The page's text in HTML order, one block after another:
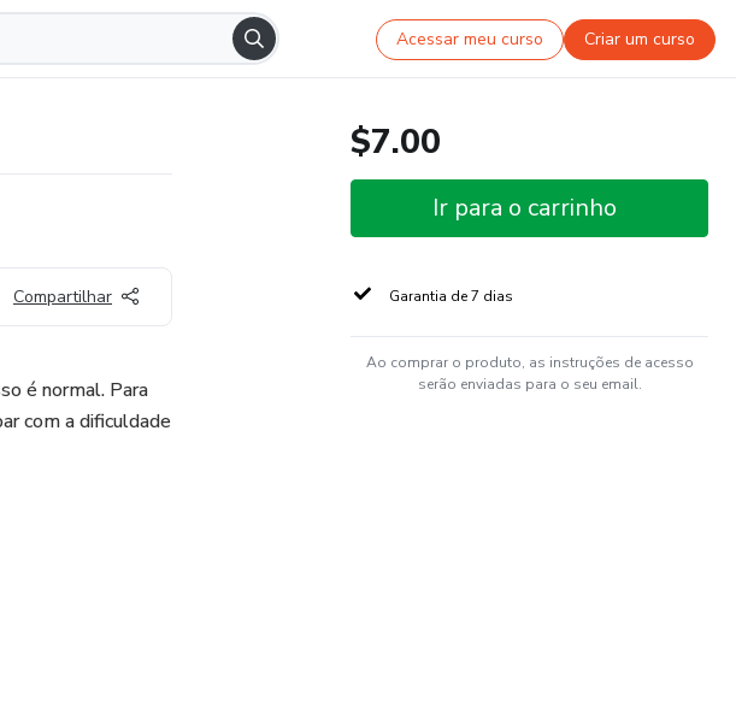
Acessar meu curso Criar um curso
Compartilhar
é normal. Para
com a dificuldade
$7.00
Ir para o carrinho
Garantia de 7 dias
Ao comprar o produto, as instruções de acesso
serão enviadas para o seu email.